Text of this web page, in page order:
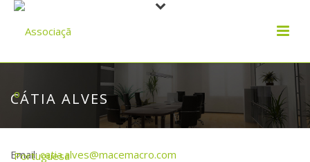
CÁTIA ALVES
Email:catia.alves@macemacro.com